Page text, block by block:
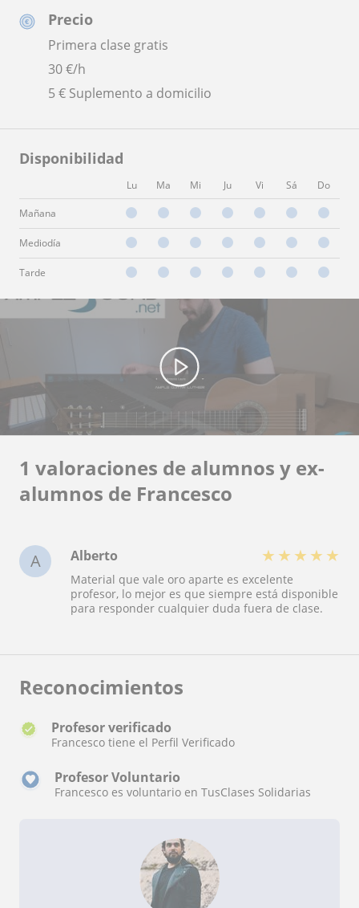
Precio
Primera clase gratis
30€/h
5 € Suplemento a domicilio
Disponibilidad
Lu Ma Mi Ju Vi Sá Do
Mañana
Mediodía
Tarde
1 valoraciones de alumnos y ex-
alumnos de Francesco
A Alberto ★ ★ ★ ★ ★
Material que vale oro aparte es excelente
profesor, lo mejor es que siempre está disponible
para responder cualquier duda fuera de clase.
Reconocimientos
Profesor verificado
Francesco tiene el Perfil Verificado
Profesor Voluntario
Francesco es voluntario en TusClases Solidarias